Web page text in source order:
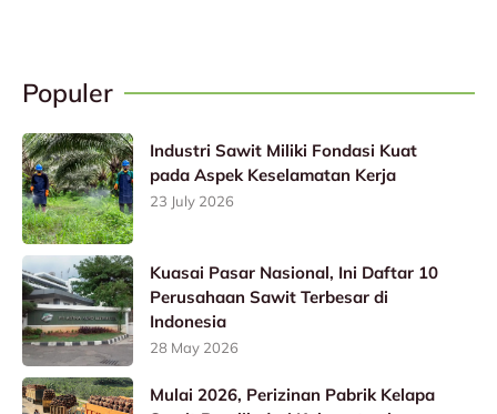
Populer
Industri Sawit Miliki Fondasi Kuat
pada Aspek Keselamatan Kerja
23 July 2026
Kuasai Pasar Nasional, Ini Daftar 10
Perusahaan Sawit Terbesar di
Indonesia
28 May 2026
Mulai 2026, Perizinan Pabrik Kelapa